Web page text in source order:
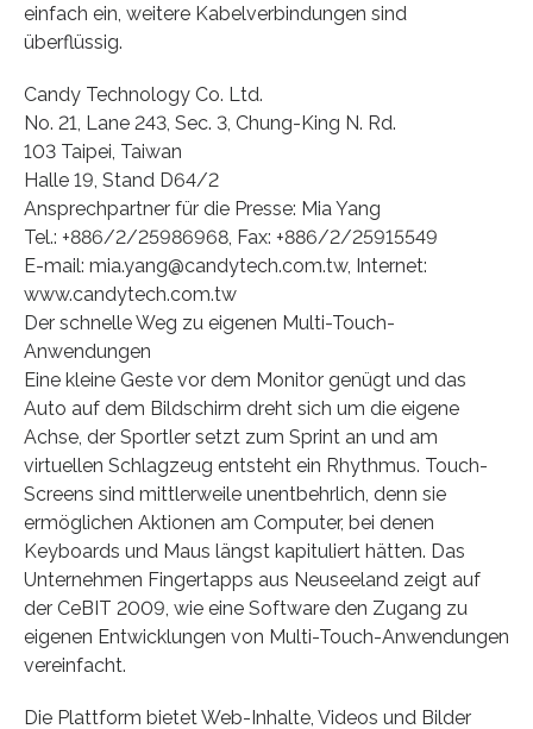
einfach ein, weitere Kabelverbindungen sind
überflüssig.
Candy Technology Co. Ltd.
No. 21, Lane 243, Sec. 3, Chung-King N. Rd.
103 Taipei, Taiwan
Halle 19, Stand D64/2
Ansprechpartner für die Presse: Mia Yang
Tel.: +886/2/25986968, Fax: +886/2/25915549
E-mail: mia.yang@candytech.com.tw, Internet:
www.candytech.com.tw
Der schnelle Weg zu eigenen Multi-Touch-
Anwendungen
Eine kleine Geste vor dem Monitor genügt und das
Auto auf dem Bildschirm dreht sich um die eigene
Achse, der Sportler setzt zum Sprint an und am
virtuellen Schlagzeug entsteht ein Rhythmus. Touch-
Screens sind mittlerweile unentbehrlich, denn sie
ermöglichen Aktionen am Computer, bei denen
Keyboards und Maus längst kapituliert hätten. Das
Unternehmen Fingertapps aus Neuseeland zeigt auf
der CeBIT 2009, wie eine Software den Zugang zu
eigenen Entwicklungen von Multi-Touch-Anwendungen
vereinfacht.
Die Plattform bietet Web-Inhalte, Videos und Bilder